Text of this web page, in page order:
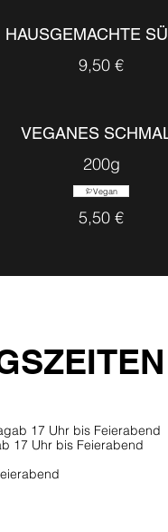
HAUSGEMACHTE
9,50 €
VEGANES
200g
5,50 €
Vegan
17 Uhr bis Feierabend
17 Uhr bis Feierabend